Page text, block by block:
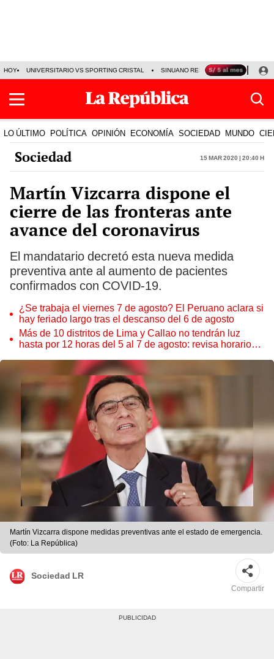
HOY UNIVERSITARIO VS SPORTING CRISTAL SINUANO RESULTADOS HOY
LO ÚLTIMO POLÍTICA OPINIÓN ECONOMÍA SOCIEDAD MUNDO
Sociedad 15 Mar 2020 | 20:40 h
Martín Vizcarra dispone el
cierre de las fronteras ante
avance del coronavirus
El mandatario decretó esta nueva medida
preventiva ante al aumento de pacientes
confirmados con COVID-19.
¿Se trabaja el viernes 7 de agosto? El Peruano aclara si
hay feriado largo tras el descanso del 6 de agosto
Más de 10 distritos de Lima y Callao no tendrán luz
hasta por 12 horas del 5 al 7 de agosto: revisa horarios y
Martín Vizcarra dispone medidas preventivas ante el estado de emergencia.
(Foto: La República)
Sociedad LR
Compartir